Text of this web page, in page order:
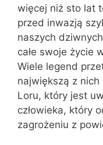
więcej niż sto lat
przed inwazją
naszych
całe swoje życie
Wiele legend
największą z nich
Loru, który jest
człowieka, który
zagrożeniu z